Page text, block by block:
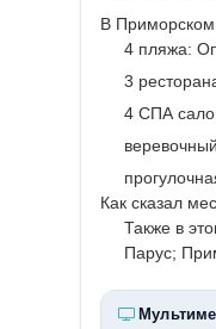
В Приморском
4 пляжа:
3
4 СПА
Как сказал
Также в
Парус;